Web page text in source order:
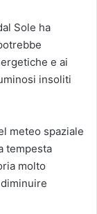
Sole ha
e ai
insoliti
meteo spaziale
tempesta
molto